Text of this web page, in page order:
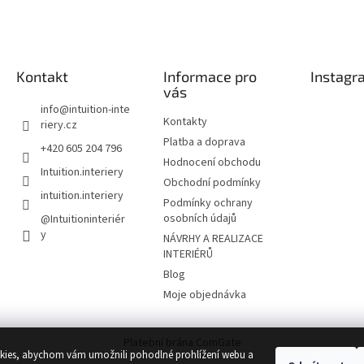
abychom vám umožnili pohodlné prohlížení webu a
Kontakt
info@intuition-inte
riery.cz
+420 605 204 796
Intuition.interiery
intuition.interiery
@Intuitioninteriér
y
Informace pro
vás
Kontakty
Platba a doprava
Hodnocení obchodu
Obchodní podmínky
Podmínky ochrany
osobních údajů
NÁVRHY A REALIZACE
INTERIÉRŮ
Blog
Moje objednávka